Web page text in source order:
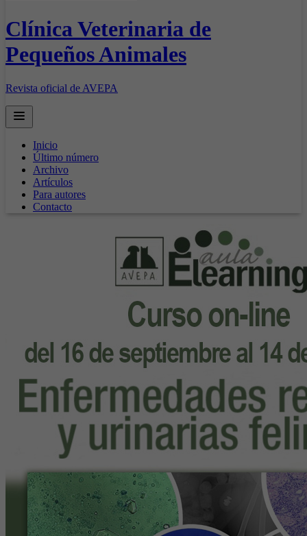
Clínica Veterinaria de
Pequeños Animales
Revista oficial de AVEPA
Open main menu
Inicio
Último número
Archivo
Artículos
Para autores
Contacto